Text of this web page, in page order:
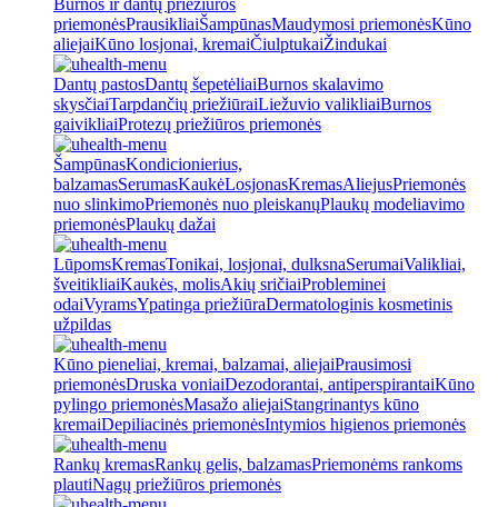
Burnos ir dantų priežiūros
priemonėsPrausikliaiŠampūnasMaudymosi priemonėsKūno
aliejaiKūno losjonai, kremaiČiulptukaiŽindukai
Dantų pastosDantų šepetėliaiBurnos skalavimo
skysčiaiTarpdančių priežiūraiLiežuvio valikliaiBurnos
gaivikliaiProtezų priežiūros priemonės
ŠampūnasKondicionierius,
balzamasSerumasKaukėLosjonasKremasAliejusPriemonės
nuo slinkimoPriemonės nuo pleiskanųPlaukų modeliavimo
priemonėsPlaukų dažai
LūpomsKremasTonikai, losjonai, dulksnaSerumaiValikliai,
šveitikliaiKaukės, molisAkių sričiaiProbleminei
odaiVyramsYpatinga priežiūraDermatologinis kosmetinis
užpildas
Kūno pieneliai, kremai, balzamai, aliejaiPrausimosi
priemonėsDruska voniaiDezodorantai, antiperspirantaiKūno
pylingo priemonėsMasažo aliejaiStangrinantys kūno
kremaiDepiliacinės priemonėsIntymios higienos priemonės
Rankų kremasRankų gelis, balzamasPriemonėms rankoms
plautiNagų priežiūros priemonės